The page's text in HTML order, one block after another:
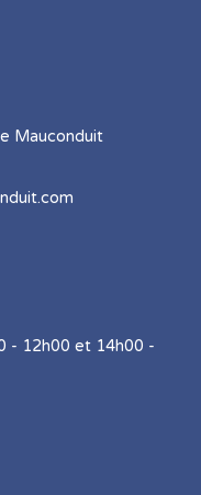
Mauconduit
- 12h00 et 14h00 -